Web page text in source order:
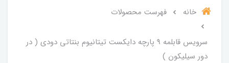
خانه فهرست محصولات
سرویس قابلمه 9 پارچه دایکست تیتانیوم بنتاتی دودی ( در
دور سیلیکون )